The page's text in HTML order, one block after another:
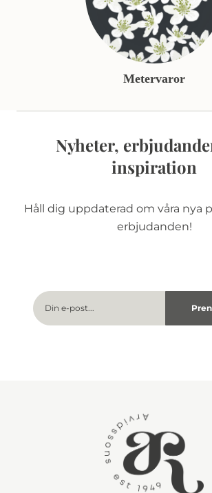
Metervaror
Nyheter,
inspiration
Håll dig uppdaterad om våra nya
erbjudanden!